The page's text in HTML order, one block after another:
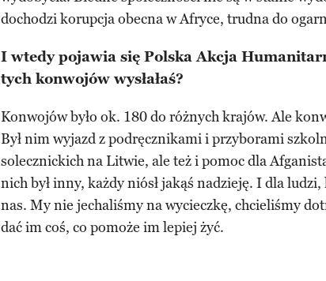
dochodzi korupcja obecna w Afryce, trudna do
I wtedy pojawia się Polska Akcja
tych konwojów wysłałaś?
Konwojów było ok. 180 do różnych krajów. Ale
Był nim wyjazd z podręcznikami i przyborami
solecznickich na Litwie, ale też i pomoc dla
nich był inny, każdy niósł jakąś nadzieję. I dla
nas. My nie jechaliśmy na wycieczkę, chcieliśmy
dać im coś, co pomoże im lepiej żyć.